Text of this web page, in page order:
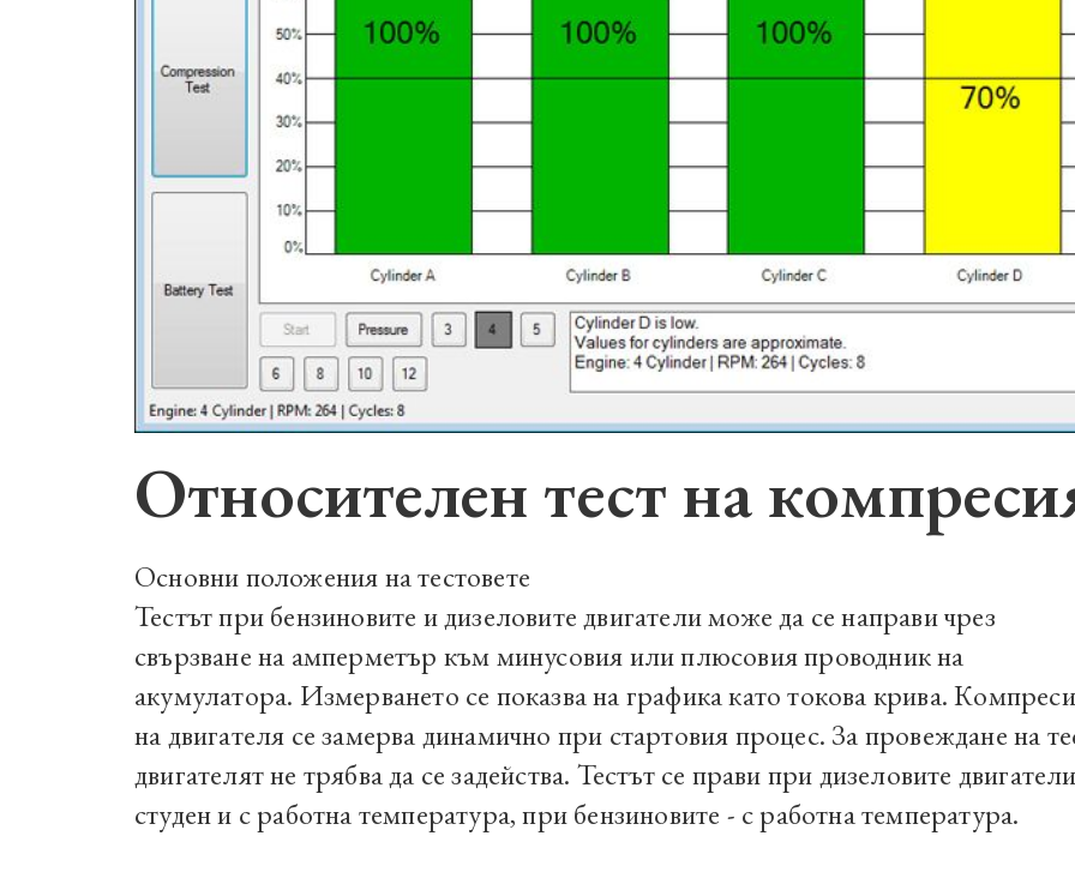
Относителен тест на
Основни положения на тестовете
Тестът при бензиновите и дизеловите двигатели може да се направи чрез
свързване на амперметър към минусовия или плюсовия проводник на
акумулатора. Измерването се показва на графика като токова крива.
на двигателя се замерва динамично при стартовия процес. За провеждане на
двигателят не трябва да се задейства. Тестът се прави при дизеловите
студен и с работна температура, при бензиновите - с работна температура.